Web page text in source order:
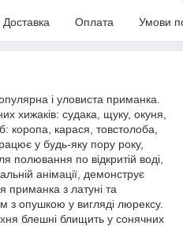
Доставка Оплата Умови
і уловиста приманка.
хижаків: судака, щуку, окуня,
коропа, карася, товстолоба,
у будь-яку пору року,
полювання по відкритій воді,
анімації, демонструє
приманка з латуні та
з опушкою у вигляді люрексу.
блешні блищить у сонячних